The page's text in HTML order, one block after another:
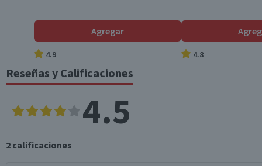
Agregar
4.9 4.8
Reseñas y Calificaciones
4.5
2 calificaciones